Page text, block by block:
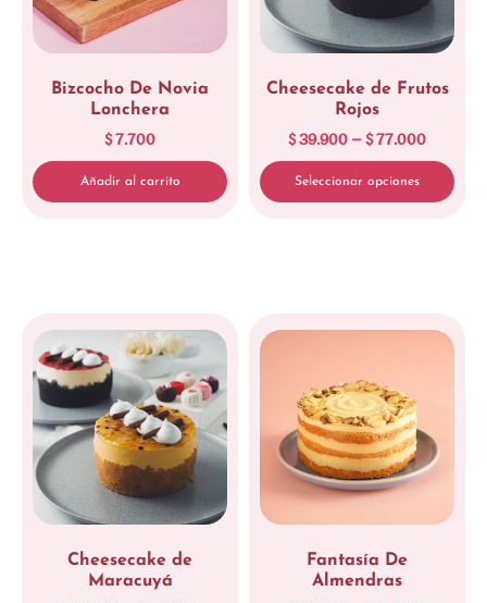
Bizcocho De Novia
Lonchera
$7.700
Añadir al carrito
Cheesecake de Frutos
Rojos
$39.900 – $77.000
Seleccionar opciones
Cheesecake de
Maracuyá
Fantasía De
Almendras